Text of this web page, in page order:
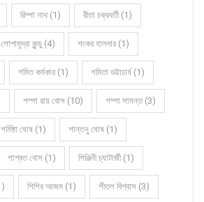
রিম্পা নাথ (1) রীতা চক্রবর্তী (1)
লোপামুদ্রা কুন্ডু (4) শংকর হালদার (1)
শমিত কর্মকার (1) শমিতা ভট্টাচার্য (1)
শম্পা রায় বোস (10) শম্পা সামন্ত (3)
শর্মিষ্ঠা ঘোষ (1) শান্তনু ঘোষ (1)
শাশ্বত বোস (1) শিঞ্জিনী চ্যাটার্জী (1)
শিশির আজম (1) শীতল বিশ্বাস (3)